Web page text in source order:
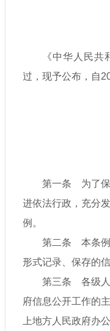
《中华人民
过，现予公布，自
第一条 为了保
进依法行政，充分
例。
第二条 本条例
形式记录、保存的
第三条 各级人
府信息公开工作的
上地方人民政府办